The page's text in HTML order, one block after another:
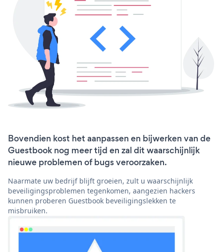
Bovendien kost het aanpassen en bijwerken van de
Guestbook nog meer tijd en zal dit waarschijnlijk
nieuwe problemen of bugs veroorzaken.
Naarmate uw bedrijf blijft groeien, zult u waarschijnlijk
beveiligingsproblemen tegenkomen, aangezien hackers
kunnen proberen Guestbook beveiligingslekken te
misbruiken.